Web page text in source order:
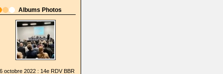
Albums Photos
octobre 2022 : 14e RDV BBR